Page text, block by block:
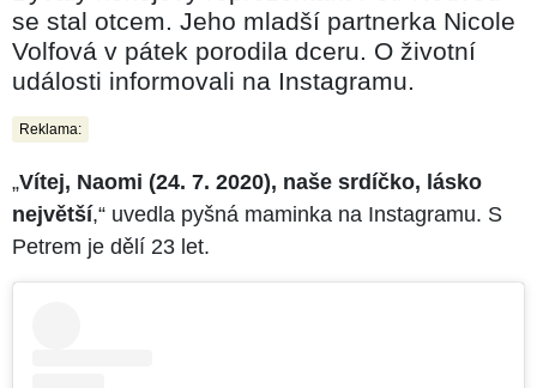
se stal otcem. Jeho mladší partnerka Nicole
Volfová v pátek porodila dceru. O životní
události informovali na Instagramu.
Reklama:
„Vítej, Naomi (24. 7. 2020), naše srdíčko, lásko
největší,“ uvedla pyšná maminka na Instagramu. S
Petrem je dělí 23 let.